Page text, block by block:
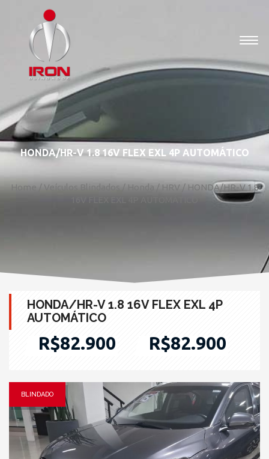
HONDA/HR-V 1.8 16V FLEX EXL 4P AUTOMÁTICO
Home / Veículos Blindados / Honda / HRV / HONDA/HR-V 1.8
HONDA/HR-V 1.8 16V FLEX EXL 4P
AUTOMÁTICO
R$82.900 R$82.900
BLINDADO